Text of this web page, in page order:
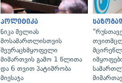
პოლიტიკა
ნიკა მელიას
მოსამართლისთვის
შეურაცხმყოფელი
მიმართვის გამო 1 წლითა
და 6 თვით პატიმრობა
მიესაჯა